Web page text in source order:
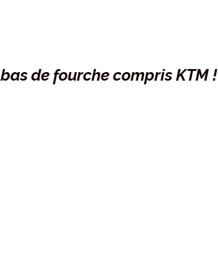
bas de fourche compris KTM !